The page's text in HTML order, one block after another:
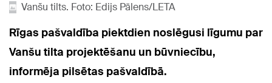
Vanšu tilts. Foto: Edijs Pālens/LETA
Rīgas pašvaldība piektdien noslēgusi līgumu par
Vanšu tilta projektēšanu un būvniecību,
informēja pilsētas pašvaldībā.